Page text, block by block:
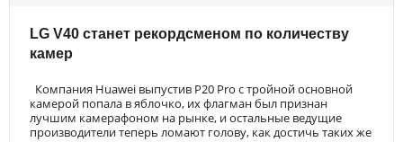
LG V40 станет рекордсменом по количеству
камер
Компания Huawei выпустив P20 Pro с тройной основной
камерой попала в яблочко, их флагман был признан
лучшим камерафоном на рынке, и остальные ведущие
производители теперь ломают голову, как достичь таких же